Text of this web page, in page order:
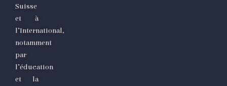
Suisse
et à
l’International,
notamment
par
l’éducation
et la